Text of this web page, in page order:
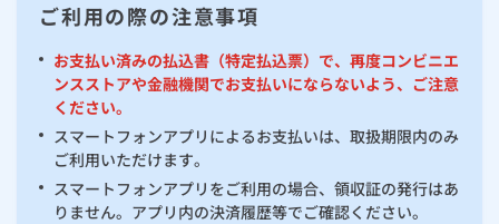
ご利用の際の注意事項
お支払い済みの払込書（特定払込票）で、再度コンビニエ
ンスストアや金融機関でお支払いにならないよう、ご注意
ください。
スマートフォンアプリによるお支払いは、取扱期限内のみ
ご利用いただけます。
スマートフォンアプリをご利用の場合、領収証の発行はあ
りません。アプリ内の決済履歴等でご確認ください。